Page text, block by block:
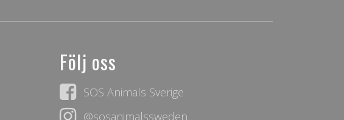
Följ oss
SOS Animals Sverige
@sosanimalssweden